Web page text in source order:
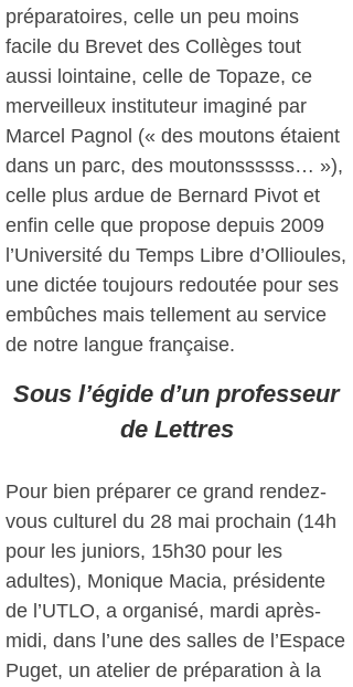
préparatoires, celle un peu moins
facile du Brevet des Collèges tout
aussi lointaine, celle de Topaze, ce
merveilleux instituteur imaginé par
Marcel Pagnol (« des moutons étaient
dans un parc, des moutonssssss… »),
celle plus ardue de Bernard Pivot et
enfin celle que propose depuis 2009
l’Université du Temps Libre d’Ollioules,
une dictée toujours redoutée pour ses
embûches mais tellement au service
de notre langue française.
Sous l’égide d’un professeur
de Lettres
Pour bien préparer ce grand rendez-
vous culturel du 28 mai prochain (14h
pour les juniors, 15h30 pour les
adultes), Monique Macia, présidente
de l’UTLO, a organisé, mardi après-
midi, dans l’une des salles de l’Espace
Puget, un atelier de préparation à la